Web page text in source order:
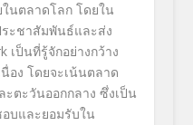
นตลาดโลก โดยใน
ะชาสัมพันธ์และส่ง
เป็นที่รู้จักอย่างกว้าง
อง โดยจะเน้นตลาด
ะตะวันออกกลาง ซึ่งเป็น
บและยอมรับใน